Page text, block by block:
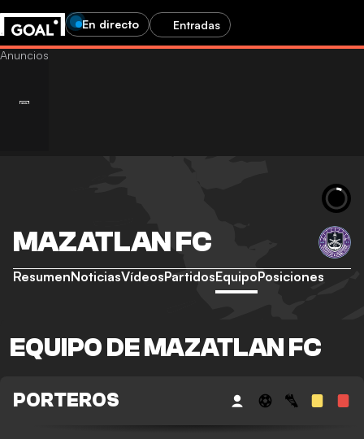
En directo Entradas
MAZATLAN FC
ResumenNoticiasVídeosPartidosEquipoPosiciones
EQUIPO DE MAZATLAN FC
PORTEROS